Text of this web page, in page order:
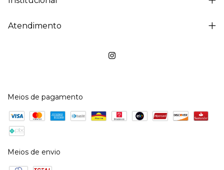
Atendimento
Meios de pagamento
Meios de envio